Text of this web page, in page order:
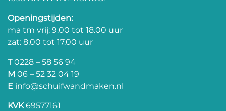
Openingstijden:
ma tm vrij: 9.00 tot 18.00 uur
zat: 8.00 tot 17.00 uur
T0228 – 58 56 94
M 06 – 52 32 04 19
E info@schuifwandmaken.nl
KVK69577161